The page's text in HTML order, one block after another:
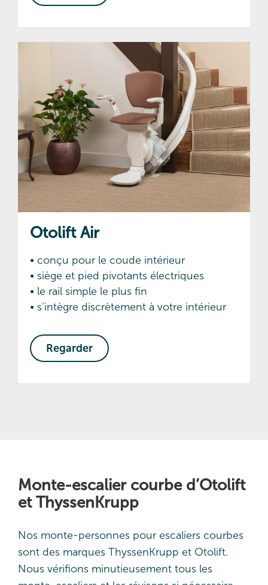
Otolift Air
• conçu pour le coude intérieur
• siège et pied pivotants électriques
• le rail simple le plus fin
• s’intègre discrètement à votre intérieur
Regarder
Monte-escalier courbe d’Otolift
et ThyssenKrupp
Nos monte-personnes pour escaliers courbes
sont des marques ThyssenKrupp et Otolift.
Nous vérifions minutieusement tous les